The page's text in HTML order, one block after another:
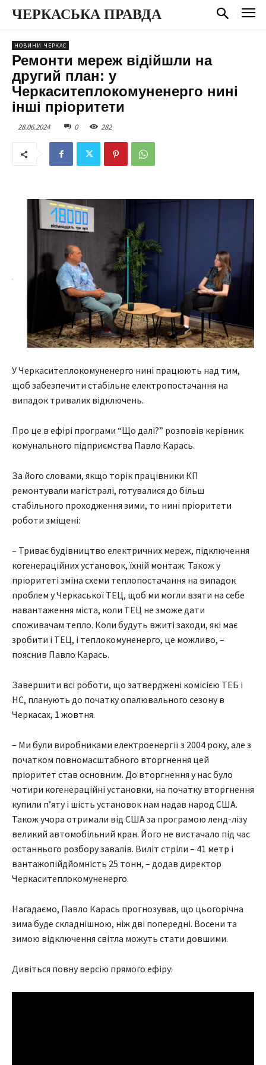
ЧЕРКАСЬКА ПРАВДА
НОВИНИ ЧЕРКАС
Ремонти мереж відійшли на
другий план: у
Черкаситеплокомуненерго нині
інші пріоритети
28.06.2024 0 282
У Черкаситеплокомуненерго нині працюють над тим,
щоб забезпечити стабільне електропостачання на
випадок тривалих відключень.
Про це в ефірі програми “Що далі?” розповів керівник
комунального підприємства Павло Карась.
За його словами, якщо торік працівники КП
ремонтували магістралі, готувалися до більш
стабільного проходження зими, то нині пріоритети
роботи зміщені:
– Триває будівництво електричних мереж, підключення
когенераційних установок, їхній монтаж. Також у
пріоритеті зміна схеми теплопостачання на випадок
проблем у Черкаської ТЕЦ, щоб ми могли взяти на себе
навантаження міста, коли ТЕЦ не зможе дати
споживачам тепло. Коли будуть вжиті заходи, які має
зробити і ТЕЦ, і теплокомуненерго, це можливо, –
пояснив Павло Карась.
Завершити всі роботи, що затверджені комісією ТЕБ і
НС, планують до початку опалювального сезону в
Черкасах, 1 жовтня.
– Ми були виробниками електроенергії з 2004 року, але з
початком повномасштабного вторгнення цей
пріоритет став основним. До вторгнення у нас було
чотири когенераційні установки, на початку вторгнення
купили п’яту і шість установок нам надав народ США.
Також учора отримали від США за програмою ленд-лізу
великий автомобільний кран. Його не вистачало під час
останнього розбору завалів. Виліт стріли – 41 метр і
вантажопійдйомність 25 тонн, – додав директор
Черкаситеплокомуненерго.
Нагадаємо, Павло Карась прогнозував, що цьогорічна
зима буде складнішною, ніж дві попередні. Восени та
зимою відключення світла можуть стати довшими.
Дивіться повну версію прямого ефіру: